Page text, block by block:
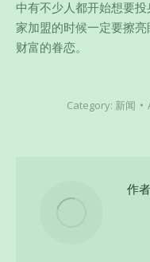
中有不少人都开始想要
家加盟的时候一定要擦
财富的眷恋。
Category: 新闻
作